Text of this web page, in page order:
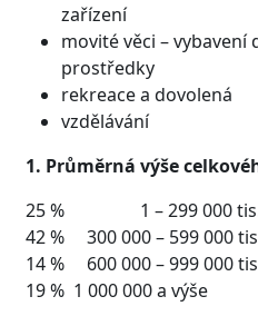
zařízení
movité věci –
prostředky
rekreace a dovolená
vzdělávání
1. Průměrná výše
25 % 1 – 299 000 tis.
42 % 300 000 – 599 000
14 % 600 000 – 999 000
19 % 1 000 000 a výše